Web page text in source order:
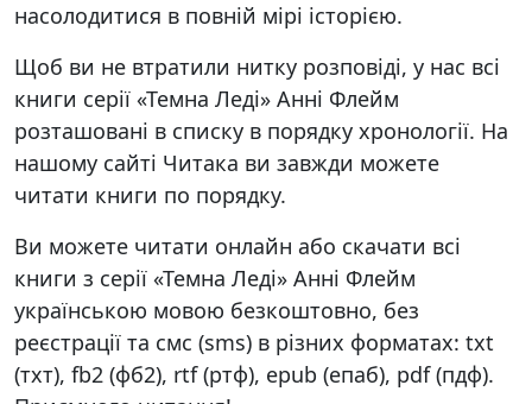
насолодитися в повній мірі історією.
Щоб ви не втратили нитку розповіді, у нас всі
книги серії «Темна Леді» Анні Флейм
розташовані в списку в порядку хронології. На
нашому сайті Читака ви завжди можете
читати книги по порядку.
Ви можете читати онлайн або скачати всі
книги з серії «Темна Леді» Анні Флейм
українською мовою безкоштовно, без
реєстрації та смс (sms) в різних форматах: txt
(тхт), fb2 (фб2), rtf (ртф), epub (епаб), pdf (пдф).